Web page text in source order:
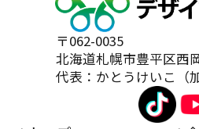
〒062-0035
北海道札幌市豊平区西
代表：かとうけいこ（